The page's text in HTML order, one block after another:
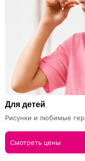
Для детей
Рисунки и любимые
Смотреть цены